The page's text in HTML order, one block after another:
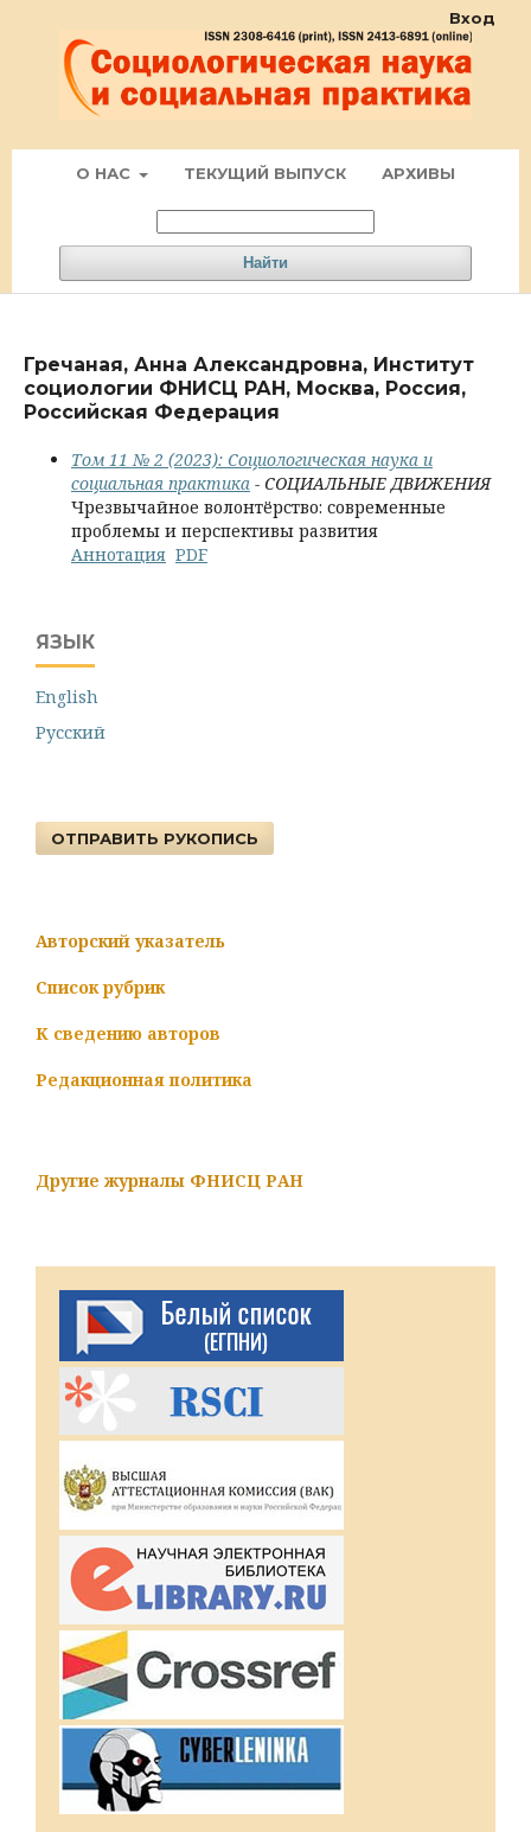
О НАС ТЕКУЩИЙ ВЫПУСК АРХИВЫ
Найти
Вход
Гречаная, Анна Александровна, Институт
социологии ФНИСЦ РАН, Москва, Россия,
Российская Федерация
Том 11 № 2 (2023): Социологическая наука и
социальная практика - СОЦИАЛЬНЫЕ ДВИЖЕНИЯ
Чрезвычайное волонтёрство: современные
проблемы и перспективы развития
Аннотация PDF
ЯЗЫК
English
Русский
ОТПРАВИТЬ РУКОПИСЬ
Авторский указатель
Список рубрик
К сведению авторов
Редакционная политика
Другие журналы ФНИСЦ РАН